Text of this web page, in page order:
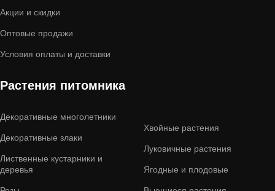
Акции и скидки
Оптовые продажи
Условия оплаты и доставки
Растения питомника
Декоративные многолетники
Декоративные злаки
Лиственные кустарники и
деревья
Хвойные растения
Луковичные растения
Ягодные и плодовые